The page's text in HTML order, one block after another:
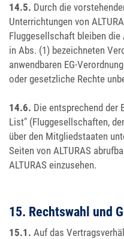
14.5. Durch die
Unterrichtungen von
Fluggesellschaft bleiben die
in Abs. (1) bezeichneten
anwendbaren EG-
oder gesetzliche Rechte
14.6. Die entsprechend der
List" (Fluggesellschaften,
über den Mitgliedstaaten
Seiten von ALTURAS
ALTURAS einzusehen.
15. Rechtswahl und
15.1. Auf das